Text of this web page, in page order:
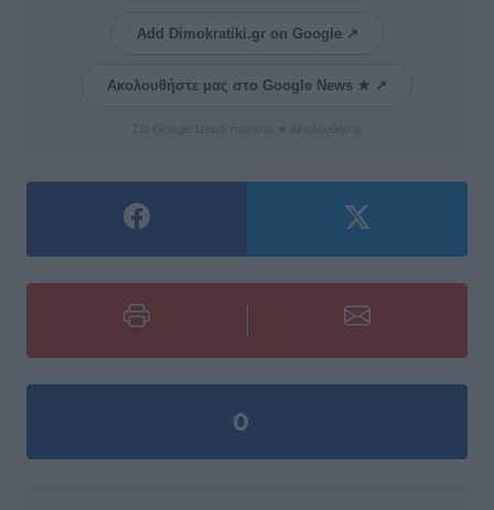
Add Dimokratiki.gr on Google ↗
Ακολουθήστε μας στο Google News ★ ↗
0